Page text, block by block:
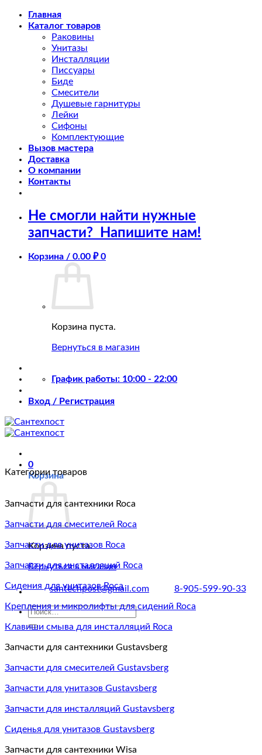
Skip
Главная
Каталог товаров
Раковины
Унитазы
Инсталляции
Писсуары
Биде
Смесители
Душевые гарнитуры
Лейки
Сифоны
Комплектующие
Вызов мастера
Доставка
О компании
Контакты
Не смогли найти нужные
запчасти?
Напишите нам!
Корзина / 0.00 ₽ 0
Корзина пуста.
Вернуться в магазин
График работы: 10:00 - 22:00
Вход / Регистрация
0
Корзина
Корзина пуста.
Вернуться в магазин
santechpost@gmail.com 8-905-599-90-33
Искать:
Категории товаров
Запчасти для сантехники Roca
Запчасти для смесителей Roca
Запчасти для унитазов Roca
Запчасти для инсталляций Roca
Сидения для унитазов Roca
Крепления и микролифты для сидений Roca
Клавиши смыва для инсталляций Roca
Запчасти для сантехники Gustavsberg
Запчасти для смесителей Gustavsberg
Запчасти для унитазов Gustavsberg
Запчасти для инсталляций Gustavsberg
Сиденья для унитазов Gustavsberg
Запчасти для сантехники Wisa